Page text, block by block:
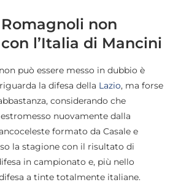
non
l’Italia di Mancini
può essere messo in dubbio è
la difesa della Lazio, ma forse
considerando che
nuovamente dalla
formato da Casale e
la stagione con il risultato di
in campionato e, più nello
a tinte totalmente italiane.